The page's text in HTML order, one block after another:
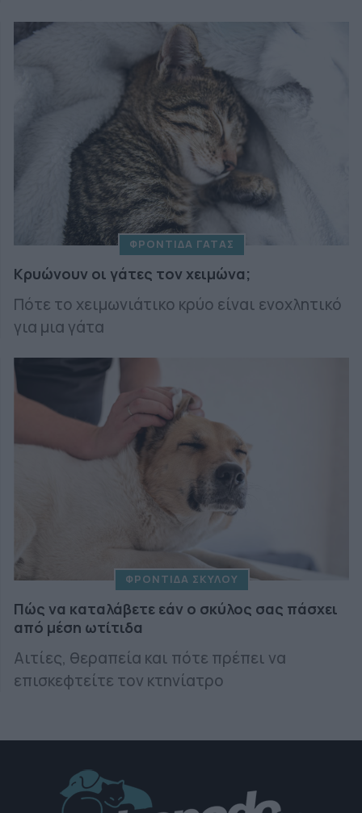
ΦΡΟΝΤΙΔΑ ΓΑΤΑΣ
Κρυώνουν οι γάτες τον χειμώνα;
Πότε το χειμωνιάτικο κρύο είναι ενοχλητικό
για μια γάτα
ΦΡΟΝΤΙΔΑ ΣΚΥΛΟΥ
Πώς να καταλάβετε εάν ο σκύλος σας πάσχει
από μέση ωτίτιδα
Αιτίες, θεραπεία και πότε πρέπει να
επισκεφτείτε τον κτηνίατρο